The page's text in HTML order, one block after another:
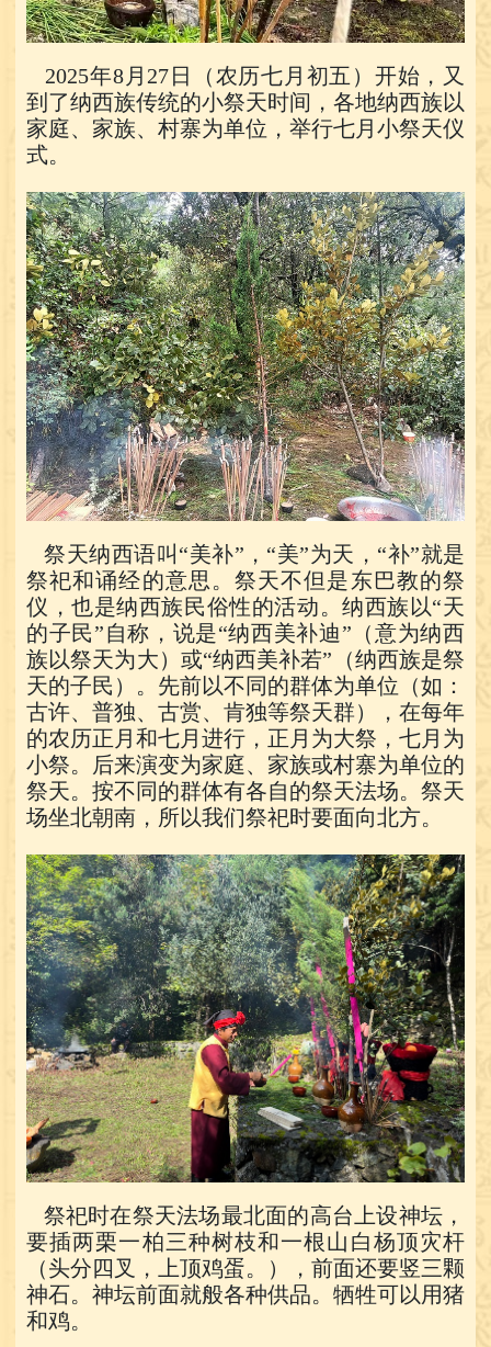
2025年8月27日（农历七月初五）开始，又
到了纳西族传统的小祭天时间，各地纳西族以
家庭、家族、村寨为单位，举行七月小祭天仪
式。
祭天纳西语叫“美补”，“美”为天，“补”就是
祭祀和诵经的意思。祭天不但是东巴教的祭
仪，也是纳西族民俗性的活动。纳西族以“天
的子民”自称，说是“纳西美补迪”（意为纳西
族以祭天为大）或“纳西美补若”（纳西族是祭
天的子民）。先前以不同的群体为单位（如：
古许、普独、古赏、肯独等祭天群），在每年
的农历正月和七月进行，正月为大祭，七月为
小祭。后来演变为家庭、家族或村寨为单位的
祭天。按不同的群体有各自的祭天法场。祭天
场坐北朝南，所以我们祭祀时要面向北方。
祭祀时在祭天法场最北面的高台上设神坛，
要插两栗一柏三种树枝和一根山白杨顶灾杆
（头分四叉，上顶鸡蛋。），前面还要竖三颗
神石。神坛前面就般各种供品。牺牲可以用猪
和鸡。